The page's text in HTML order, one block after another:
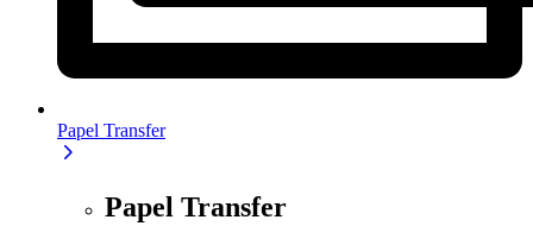
Papel Transfer
Papel Transfer